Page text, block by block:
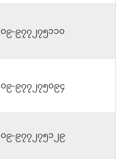
၀၉-၉၇၇၂၇၅၁၁၀
၀၉-၉၇၇၂၇၅၀၉၄
၀၉-၉၇၇၂၇၅၁၂၉